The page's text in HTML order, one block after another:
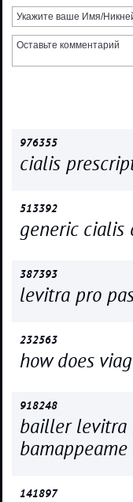
976355
cialis
513392
generic cialis
387393
levitra pro
232563
how does
918248
bailler levitra
141897